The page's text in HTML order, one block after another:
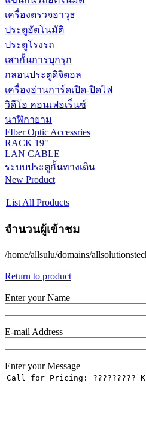
เครื่องตรวจอาวุธ
ประตูอัตโนมัติ
ประตูโรงรถ
เสากั้นการบุกรุก
กลอนประตูดิจิตอล
เครื่องอ่านการ์ดเปิด-ปิดไฟ
วิดีโอ คอนเฟอเร็นซ์
นาฬิกายาม
FIber Optic Accessries
RACK 19"
LAN CABLE
ระบบประตูกั้นทางเดิน
New Product
List All Products
จำนวนผู้เข้าชม
/home/allsulu/domains/
Return to product
Enter your Name
E-mail Address
Enter your Message